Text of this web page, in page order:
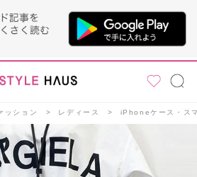
ッション レディース iPhoneケース・ス